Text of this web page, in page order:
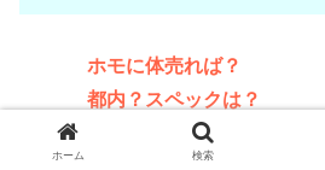
ホモに体売れば？
都内？スペックは？
ホーム 検索